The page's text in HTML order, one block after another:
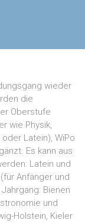
wieder
die
Oberstufe
wie Physik,
Latein), WiPo
Es kann aus
Latein und
Anfänger und
Bienen
und
Holstein, Kieler